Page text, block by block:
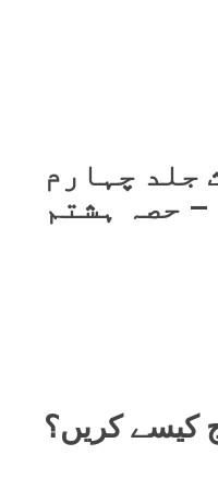
جلد چہارم
– حصہ ہشتم
کیسے کریں؟